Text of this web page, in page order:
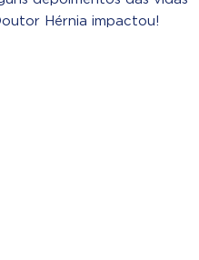
Hérnia impactou!